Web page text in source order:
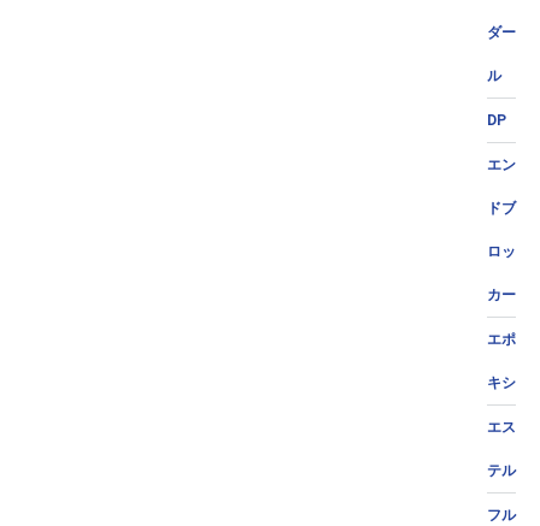
ダー
ル
DP
エン
ドブ
ロッ
カー
エポ
キシ
エス
テル
フル